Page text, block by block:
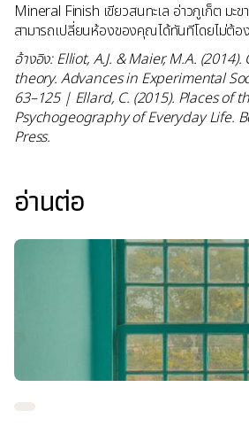
Mineral Finish เขียวสนทะเล อ่าวภูเก็ต มะ
สามารถเปลี่ยนห้องของคุณได้ทันทีโดยไม่ต้
อ้างอิง: Elliot, A.J. & Maier, M.A.
theory. Advances in Experimental
63–125 | Ellard, C. (2015). Places of
Psychogeography of Everyday Life.
Press.
อ่านต่อ